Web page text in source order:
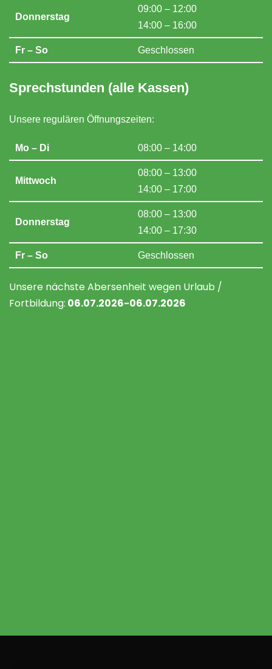
Donnerstag
09:00 – 12:00
14:00 – 16:00
Fr – So Geschlossen
Sprechstunden (alle Kassen)
Unsere regulären Öffnungszeiten:
Mo – Di 08:00 – 14:00
Mittwoch
08:00 – 13:00
14:00 – 17:00
Donnerstag
08:00 – 13:00
14:00 – 17:30
Fr – So Geschlossen
Unsere nächste Abersenheit wegen Urlaub /
Fortbildung: 06.07.2026-06.07.2026